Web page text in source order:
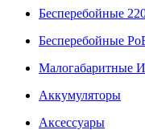
Бесперебойные
Бесперебойные
Малогабаритные
Аккумуляторы
Аксессуары